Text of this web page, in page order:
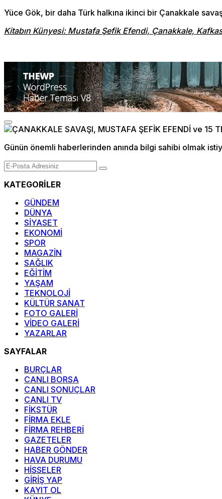
Yüce Gök, bir daha Türk halkına ikinci bir Çanakkale
Kitabın Künyesi: Mustafa Şefik Efendi, Çanakkale,
Günün önemli haberlerinden anında bilgi sahibi olmak
KATEGORİLER
GÜNDEM
DÜNYA
SİYASET
EKONOMİ
SPOR
MAGAZİN
SAĞLIK
EĞİTİM
YAŞAM
TEKNOLOJİ
KÜLTÜR SANAT
FOTO GALERİ
VİDEO GALERİ
YAZARLAR
SAYFALAR
BURÇLAR
CANLI BORSA
CANLI SONUÇLAR
CANLI TV
FİKSTÜR
FİRMA EKLE
FİRMA REHBERİ
GAZETELER
HABER GÖNDER
HAVA DURUMU
HİSSELER
GİRİŞ YAP
KAYIT OL